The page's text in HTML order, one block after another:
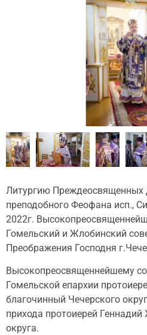
Литургию Преждеосвященных
преподобного Феофана исп.,
2022г.
Гомельский и Жлобинский
Преображения Господня
Высокопреосвященнейшему
Гомельской епархии
благочинный Чечерского
прихода протоиерей Геннадий
округа.